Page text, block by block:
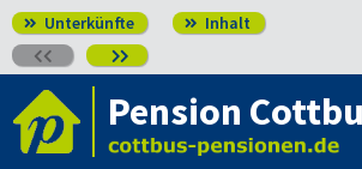
 Unterkünfte  Inhalt
 
Pension